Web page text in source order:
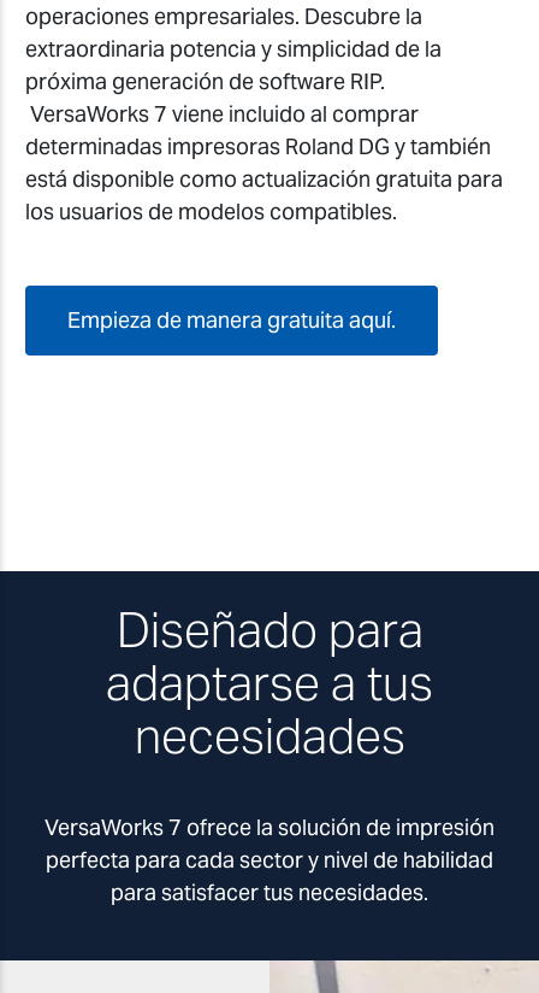
operaciones empresariales. Descubre la
extraordinaria potencia y simplicidad de la
próxima generación de software RIP.
VersaWorks 7 viene incluido al comprar
determinadas impresoras Roland DG y también
está disponible como actualización gratuita para
los usuarios de modelos compatibles.
Empieza de manera gratuita aquí.
Diseñado para
adaptarse a tus
necesidades
VersaWorks 7 ofrece la solución de impresión
perfecta para cada sector y nivel de habilidad
para satisfacer tus necesidades.